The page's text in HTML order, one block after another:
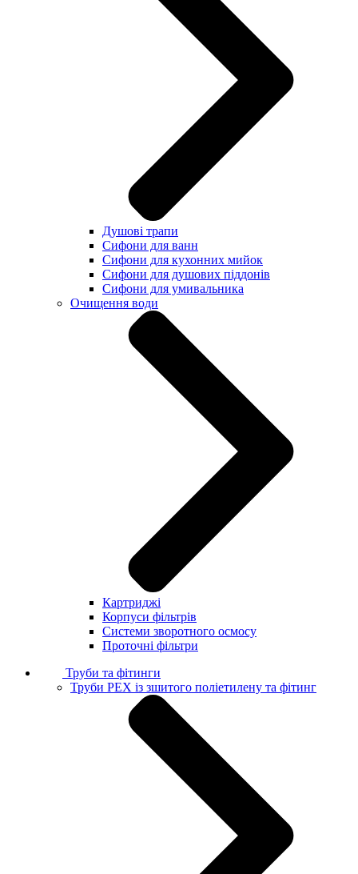
Душові трапи
Сифони для ванн
Сифони для кухонних мийок
Сифони для душових піддонів
Сифони для умивальника
Очищення води
Картриджі
Корпуси фільтрів
Системи зворотного осмосу
Проточні фільтри
Труби та фітинги
Труби PEX із зшитого поліетилену та фітинг